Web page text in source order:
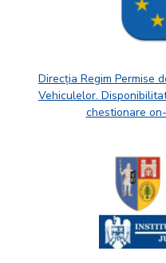
Direcția Regim Permise
Vehiculelor.
chestionare